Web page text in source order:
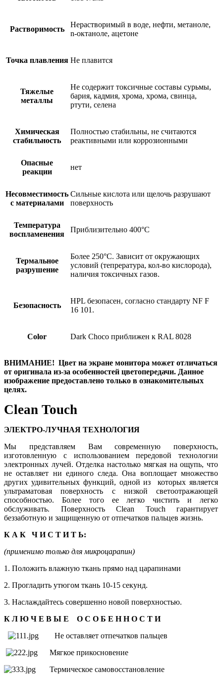
Растворимость
Нерастворимый в воде, нефти, метаноле,
n-октаноле, ацетоне
Точка плавления Не плавится
Тяжелые
металлы
Не содержит токсичные составы сурьмы,
бария, кадмия, хрома, хрома, свинца,
ртути, селена
Химическая
стабильность
Полностью стабильны, не считаются
реактивными или коррозионными
Опасные
реакции
нет
Несовместимость
с материалами
Сильные кислота или щелочь разрушают
поверхность
Температура
воспламенения
Приблизительно 400°C
Термальное
разрушение
Более 250°C. Зависит от окружающих
условий (тепрература, кол-во кислорода),
наличия токсичных газов.
Безопасность
HPL безопасен, согласно стандарту NF F
16 101.
Color Dark Choco приближен к RAL 8028
ВНИМАНИЕ! Цвет на экране монитора может отличаться
от оригинала из-за особенностей цветопередачи. Данное
изображение предоставлено только в ознакомительных
целях.
Clean Touch
ЭЛЕКТРО-ЛУЧНАЯ ТЕХНОЛОГИЯ
Мы представляем Вам современную поверхность,
изготовленную с использованием передовой технологии
электронных лучей. Отделка настолько мягкая на ощупь, что
не оставляет ни единого следа. Она воплощает множество
других удивительных функций, одной из которых является
ультраматовая поверхность с низкой светоотражающей
способностью. Более того ее легко чистить и легко
обслуживать. Поверхность Clean Touch гарантирует
беззаботную и защищенную от отпечатков пальцев жизнь.
К А К Ч И С Т И Т Ь:
(применимо только для микроцарапин)
1. Положить влажную ткань прямо над царапинами
2. Прогладить утюгом ткань 10-15 секунд.
3. Наслаждайтесь совершенно новой поверхностью.
К Л Ю Ч Е В Ы Е О С О Б Е Н Н О С Т И
Не оставляет отпечатков пальцев
Мягкое прикосновение
Термическое самовосстановление